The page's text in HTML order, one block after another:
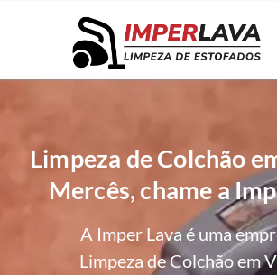
Limpeza de Colchão
Mercês, chame a
A Imper Lava é uma
Limpeza de Colchão em